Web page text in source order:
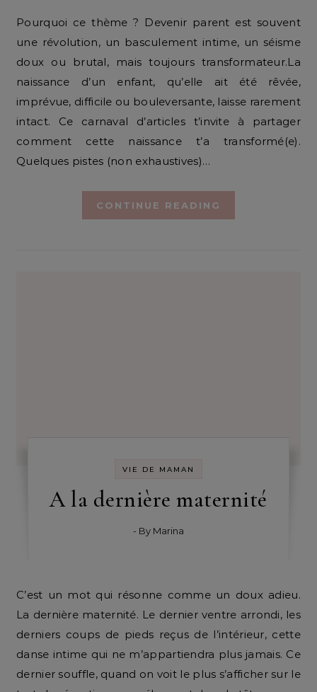
Pourquoi ce thème ? Devenir parent est souvent
une révolution, un basculement intime, un séisme
doux ou brutal, mais toujours transformateur.La
naissance d’un enfant, qu’elle ait été rêvée,
imprévue, difficile ou bouleversante, laisse rarement
intact. Ce carnaval d’articles t’invite à partager
comment cette naissance t’a transformé(e).
Quelques pistes (non exhaustives)…
CONTINUE READING
VIE DE MAMAN
A la dernière maternité
- By Marina
C’est un mot qui résonne comme un doux adieu.
La dernière maternité. Le dernier ventre arrondi, les
derniers coups de pieds reçus de l’intérieur, cette
danse intime qui ne m’appartiendra plus jamais. Ce
dernier souffle, quand on voit le plus s’afficher sur le